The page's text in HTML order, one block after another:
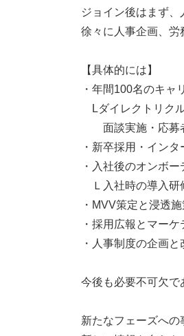
ジョイン後はまず、
徐々に人事企画、労
【具体的には】
・年間100名のキャ
Lダイレクトリク
面談実施・応募
・新卒採用・イン
・入社後のオンボ
Ｌ入社時の導入研
・MVV策定と浸透
・採用広報とマー
・人事制度の企画と
今後も必要不可欠で
新たなフェーズへの